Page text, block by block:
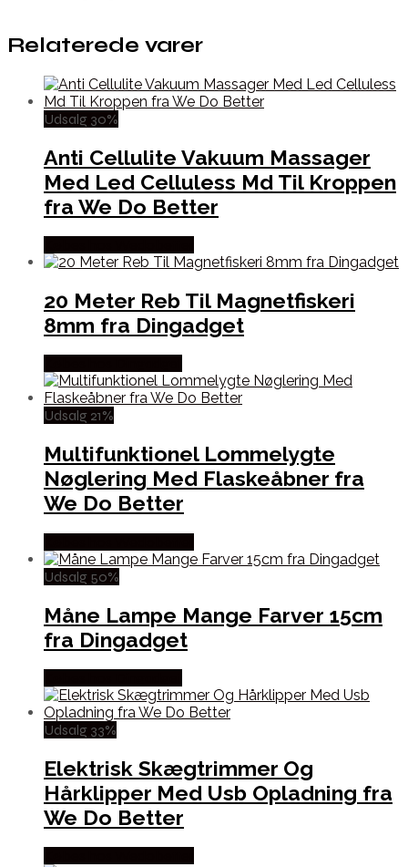
Relaterede varer
Udsalg 30%
Anti Cellulite Vakuum Massager
Med Led Celluless Md Til Kroppen
fra We Do Better
20 Meter Reb Til Magnetfiskeri
8mm fra Dingadget
Udsalg 21%
Multifunktionel Lommelygte
Nøglering Med Flaskeåbner fra
We Do Better
Udsalg 50%
Måne Lampe Mange Farver 15cm
fra Dingadget
Udsalg 33%
Elektrisk Skægtrimmer Og
Hårklipper Med Usb Opladning fra
We Do Better